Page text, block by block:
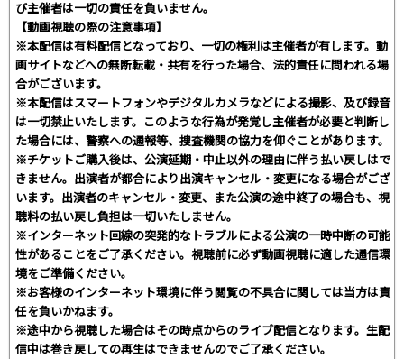
び主催者は一切の責任を負いません。
【動画視聴の際の注意事項】
※本配信は有料配信となっており、一切の権利は主催者が有します。動
画サイトなどへの無断転載・共有を行った場合、法的責任に問われる場
合がございます。
※本配信はスマートフォンやデジタルカメラなどによる撮影、及び録音
は一切禁止いたします。このような行為が発覚し主催者が必要と判断し
た場合には、警察への通報等、捜査機関の協力を仰ぐことがあります。
※チケットご購入後は、公演延期・中止以外の理由に伴う払い戻しはで
きません。出演者が都合により出演キャンセル・変更になる場合がござ
います。出演者のキャンセル・変更、また公演の途中終了の場合も、視
聴料の払い戻し負担は一切いたしません。
※インターネット回線の突発的なトラブルによる公演の一時中断の可能
性があることをご了承ください。視聴前に必ず動画視聴に適した通信環
境をご準備ください。
※お客様のインターネット環境に伴う閲覧の不具合に関しては当方は責
任を負いかねます。
※途中から視聴した場合はその時点からのライブ配信となります。生配
信中は巻き戻しての再生はできませんのでご了承ください。